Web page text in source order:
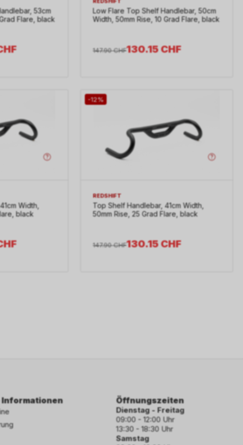
53cm
Flare, black
Low Flare Top Shelf Handlebar, 50cm
Width, 50mm Rise, 10 Grad Flare, black
130.15CHF
147.90 CHF
Width,
black
-12%
REDSHIFT
Top Shelf Handlebar, 41cm Width,
50mm Rise, 25 Grad Flare, black
130.15CHF
147.90 CHF
Öffnungszeiten
Dienstag - Freitag
09:00 - 12:00 Uhr
13:30 - 18:30 Uhr
Samstag